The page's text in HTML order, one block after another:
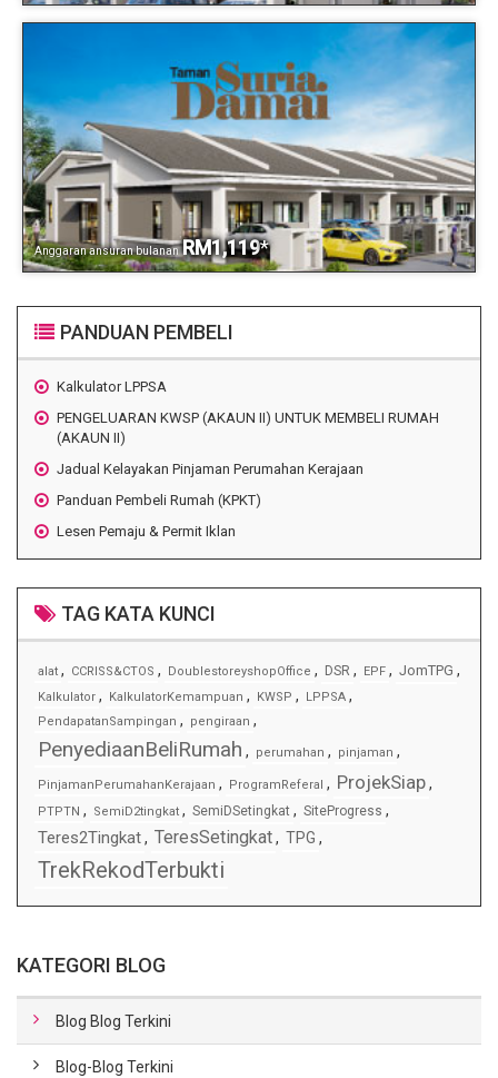
Anggaran ansuran bulanan RM1,119*
PANDUAN PEMBELI
Kalkulator LPPSA
PENGELUARAN KWSP (AKAUN II) UNTUK MEMBELI RUMAH
(AKAUN II)
Jadual Kelayakan Pinjaman Perumahan Kerajaan
Panduan Pembeli Rumah (KPKT)
Lesen Pemaju & Permit Iklan
TAG KATA KUNCI
alat , CCRISS&CTOS , DoublestoreyshopOffice , DSR , EPF , JomTPG ,
Kalkulator , KalkulatorKemampuan , KWSP , LPPSA ,
PendapatanSampingan , pengiraan ,
PenyediaanBeliRumah , perumahan , pinjaman ,
PinjamanPerumahanKerajaan , ProgramReferal , ProjekSiap,
PTPTN , SemiD2tingkat , SemiDSetingkat , SiteProgress ,
Teres2Tingkat, TeresSetingkat, TPG ,
TrekRekodTerbukti
KATEGORI BLOG
Blog Blog Terkini
Blog-Blog Terkini